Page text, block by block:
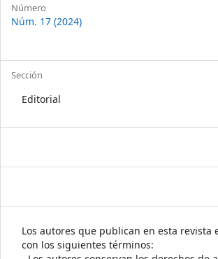
Número
Núm. 17 (2024)
Sección
Editorial
Los autores que publican en esta revista
con los siguientes términos: